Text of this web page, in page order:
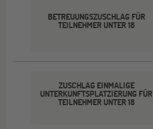
BETREUUNGSZUSCHLAG FÜR
TEILNEHMER UNTER 18
ZUSCHLAG EINMALIGE
UNTERKUNFTSPLATZIERUNG FÜR
TEILNEHMER UNTER 18